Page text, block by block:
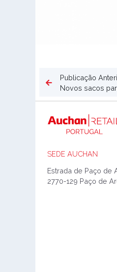
Publicação
Novos sacos
SEDE AUCHAN
Estrada de Paço de
2770-129 Paço de